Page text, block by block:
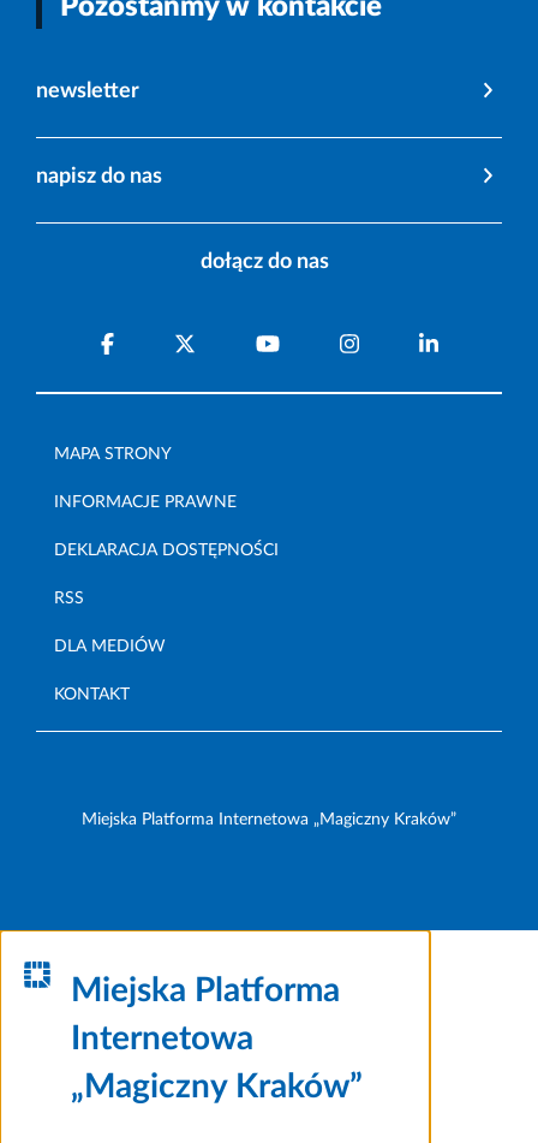
Pozostańmy w kontakcie
newsletter
napisz do nas
dołącz do nas
MAPA STRONY
INFORMACJE PRAWNE
DEKLARACJA DOSTĘPNOŚCI
RSS
DLA MEDIÓW
KONTAKT
Miejska Platforma Internetowa „Magiczny Kraków”
Miejska Platforma
Internetowa
„Magiczny Kraków”